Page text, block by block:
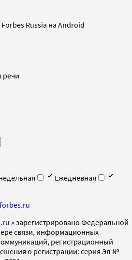
Russia на Android
речи
Ежедневная
forbes.ru
» зарегистрировано Федеральной
связи, информационных
регистрационный
о регистрации: серия Эл №